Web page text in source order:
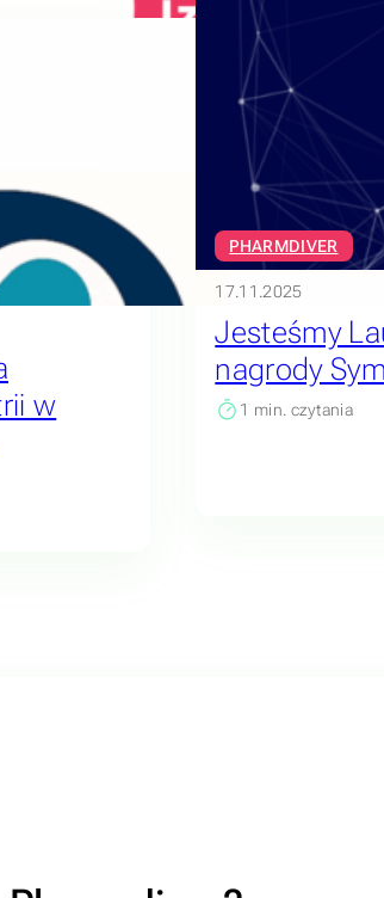
w
PHARMDIVER
17.11.2025
Jesteśmy
nagrody
1 min. czytania